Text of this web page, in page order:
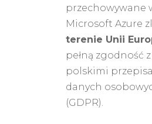
przechowywane
Microsoft Azure
terenie Unii
pełną zgodność
polskimi
danych
(GDPR).